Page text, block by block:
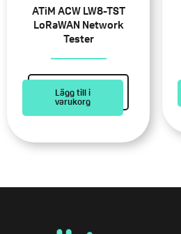
ATiM ACW LW8-TST
LoRaWAN Network
Tester
Lägg till i
varukorg